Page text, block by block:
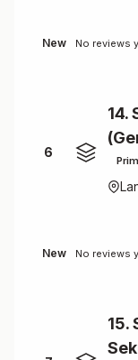
New No reviews
6
14.
New No reviews
15.